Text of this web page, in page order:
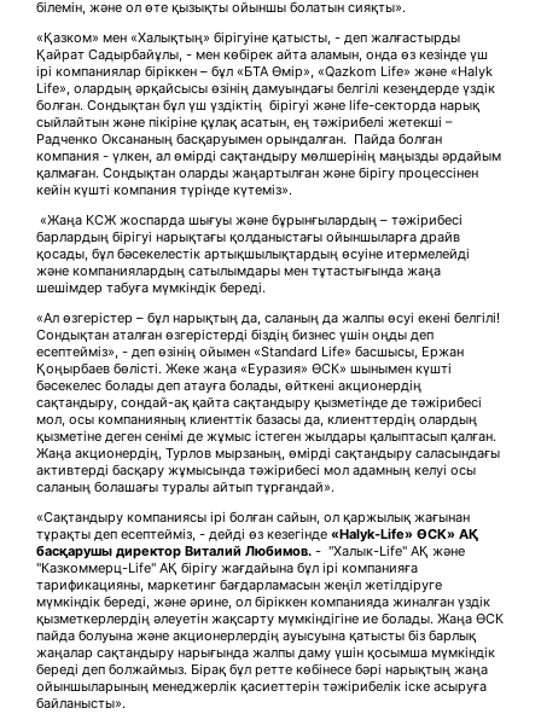
білемін, және ол өте қызықты ойыншы болатын сияқты».
«Қазком» мен «Халықтың» бірігуіне қатысты, - деп жалғастырды
Қайрат Садырбайұлы, - мен көбірек айта аламын, онда өз кезінде үш
ірі компаниялар біріккен – бұл «БТА Өмір», «Qazkom Life» және «Halyk
Life», олардың әрқайсысы өзінің дамуындағы белгілі кезеңдерде үздік
болған. Сондықтан бұл үш үздіктің бірігуі және life-секторда нарық
сыйлайтын және пікіріне құлақ асатын, ең тәжірибелі жетекші –
Радченко Оксананың басқаруымен орындалған. Пайда болған
компания - үлкен, ал өмірді сақтандыру мөлшерінің маңызды әрдайым
қалмаған. Сондықтан оларды жаңартылған және бірігу процессінен
кейін күшті компания түрінде күтеміз».
«Жаңа КСЖ жоспарда шығуы және бұрынғылардың – тәжірибесі
барлардың бірігуі нарықтағы қолданыстағы ойыншыларға драйв
қосады, бұл бәсекелестік артықшылықтардың өсуіне итермелейді
және компаниялардың сатылымдары мен тұтастығында жаңа
шешімдер табуға мүмкіндік береді.
«Ал өзгерістер – бұл нарықтың да, саланың да жалпы өсуі екені белгілі!
Сондықтан аталған өзгерістерді біздің бизнес үшін оңды деп
есептейміз», - деп өзінің ойымен «Standard Life» басшысы, Ержан
Қоңырбаев бөлісті. Жеке жаңа «Еуразия» ӨСК» шынымен күшті
бәсекелес болады деп атауға болады, өйткені акционердің
сақтандыру, сондай-ақ қайта сақтандыру қызметінде де тәжірибесі
мол, осы компанияның клиенттік базасы да, клиенттердің олардың
қызметіне деген сенімі де жұмыс істеген жылдары қалыптасып қалған.
Жаңа акционердің, Турлов мырзаның, өмірді сақтандыру саласындағы
активтерді басқару жұмысында тәжірибесі мол адамның келуі осы
саланың болашағы туралы айтып тұрғандай».
«Сақтандыру компаниясы ірі болған сайын, ол қаржылық жағынан
тұрақты деп есептейміз, - дейді өз кезегінде «Halyk-Life» ӨСК» АҚ
басқарушы директор Виталий Любимов. - "Халык-Life" АҚ және
"Казкоммерц-Life" АҚ бірігу жағдайына бұл ірі компанияға
тарификацияны, маркетинг бағдарламасын жеңіл жетілдіруге
мүмкіндік береді, және әрине, ол біріккен компанияда жиналған үздік
қызметкерлердің әлеуетін жақсарту мүмкіндігіне ие болады. Жаңа ӨСК
пайда болуына және акционерлердің ауысуына қатысты біз барлық
жаңалар сақтандыру нарығында жалпы даму үшін қосымша мүмкіндік
береді деп болжаймыз. Бірақ бұл ретте көбінесе бәрі нарықтың жаңа
ойыншыларының менеджерлік қасиеттерін тәжірибелік іске асыруға
байланысты».